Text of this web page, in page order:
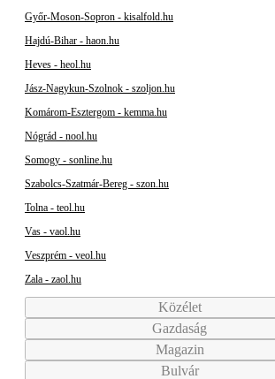
Győr-Moson-Sopron - kisalfold.hu
Hajdú-Bihar - haon.hu
Heves - heol.hu
Jász-Nagykun-Szolnok - szoljon.hu
Komárom-Esztergom - kemma.hu
Nógrád - nool.hu
Somogy - sonline.hu
Szabolcs-Szatmár-Bereg - szon.hu
Tolna - teol.hu
Vas - vaol.hu
Veszprém - veol.hu
Zala - zaol.hu
Közélet
Gazdaság
Magazin
Bulvár